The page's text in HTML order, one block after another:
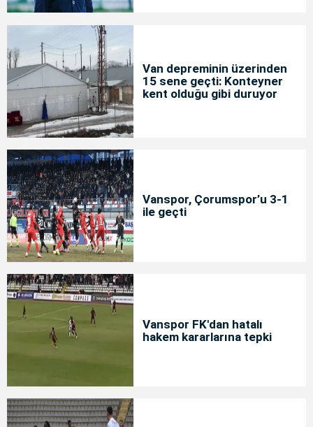
Van depreminin üzerinden
15 sene geçti: Konteyner
kent olduğu gibi duruyor
Vanspor, Çorumspor’u 3-1
ile geçti
Vanspor FK'dan hatalı
hakem kararlarına tepki